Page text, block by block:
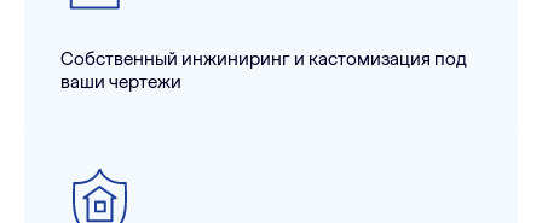
Собственный инжиниринг и кастомизация под
ваши чертежи